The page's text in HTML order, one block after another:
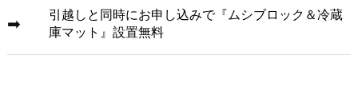
引越しと同時にお申し込みで『ムシブロック＆冷蔵
庫マット』設置無料